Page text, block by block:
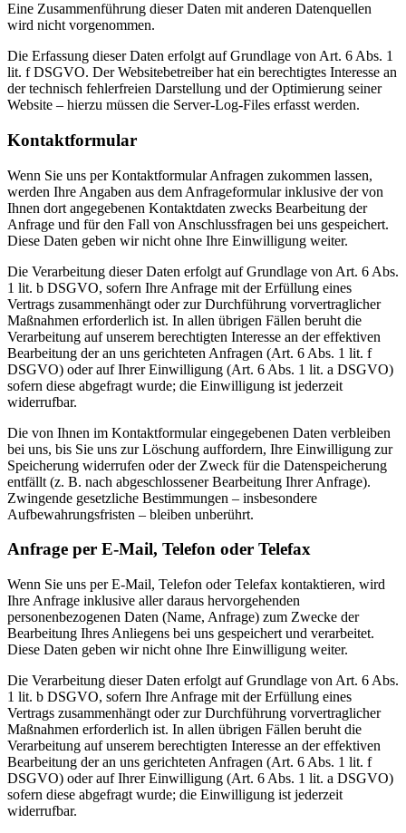
Eine Zusammenführung dieser Daten mit anderen Datenquellen
wird nicht vorgenommen.
Die Erfassung dieser Daten erfolgt auf Grundlage von Art. 6 Abs. 1
lit. f DSGVO. Der Websitebetreiber hat ein berechtigtes Interesse an
der technisch fehlerfreien Darstellung und der Optimierung seiner
Website – hierzu müssen die Server-Log-Files erfasst werden.
Kontaktformular
Wenn Sie uns per Kontaktformular Anfragen zukommen lassen,
werden Ihre Angaben aus dem Anfrageformular inklusive der von
Ihnen dort angegebenen Kontaktdaten zwecks Bearbeitung der
Anfrage und für den Fall von Anschlussfragen bei uns gespeichert.
Diese Daten geben wir nicht ohne Ihre Einwilligung weiter.
Die Verarbeitung dieser Daten erfolgt auf Grundlage von Art. 6 Abs.
1 lit. b DSGVO, sofern Ihre Anfrage mit der Erfüllung eines
Vertrags zusammenhängt oder zur Durchführung vorvertraglicher
Maßnahmen erforderlich ist. In allen übrigen Fällen beruht die
Verarbeitung auf unserem berechtigten Interesse an der effektiven
Bearbeitung der an uns gerichteten Anfragen (Art. 6 Abs. 1 lit. f
DSGVO) oder auf Ihrer Einwilligung (Art. 6 Abs. 1 lit. a DSGVO)
sofern diese abgefragt wurde; die Einwilligung ist jederzeit
widerrufbar.
Die von Ihnen im Kontaktformular eingegebenen Daten verbleiben
bei uns, bis Sie uns zur Löschung auffordern, Ihre Einwilligung zur
Speicherung widerrufen oder der Zweck für die Datenspeicherung
entfällt (z. B. nach abgeschlossener Bearbeitung Ihrer Anfrage).
Zwingende gesetzliche Bestimmungen – insbesondere
Aufbewahrungsfristen – bleiben unberührt.
Anfrage per E-Mail, Telefon oder Telefax
Wenn Sie uns per E-Mail, Telefon oder Telefax kontaktieren, wird
Ihre Anfrage inklusive aller daraus hervorgehenden
personenbezogenen Daten (Name, Anfrage) zum Zwecke der
Bearbeitung Ihres Anliegens bei uns gespeichert und verarbeitet.
Diese Daten geben wir nicht ohne Ihre Einwilligung weiter.
Die Verarbeitung dieser Daten erfolgt auf Grundlage von Art. 6 Abs.
1 lit. b DSGVO, sofern Ihre Anfrage mit der Erfüllung eines
Vertrags zusammenhängt oder zur Durchführung vorvertraglicher
Maßnahmen erforderlich ist. In allen übrigen Fällen beruht die
Verarbeitung auf unserem berechtigten Interesse an der effektiven
Bearbeitung der an uns gerichteten Anfragen (Art. 6 Abs. 1 lit. f
DSGVO) oder auf Ihrer Einwilligung (Art. 6 Abs. 1 lit. a DSGVO)
sofern diese abgefragt wurde; die Einwilligung ist jederzeit
widerrufbar.